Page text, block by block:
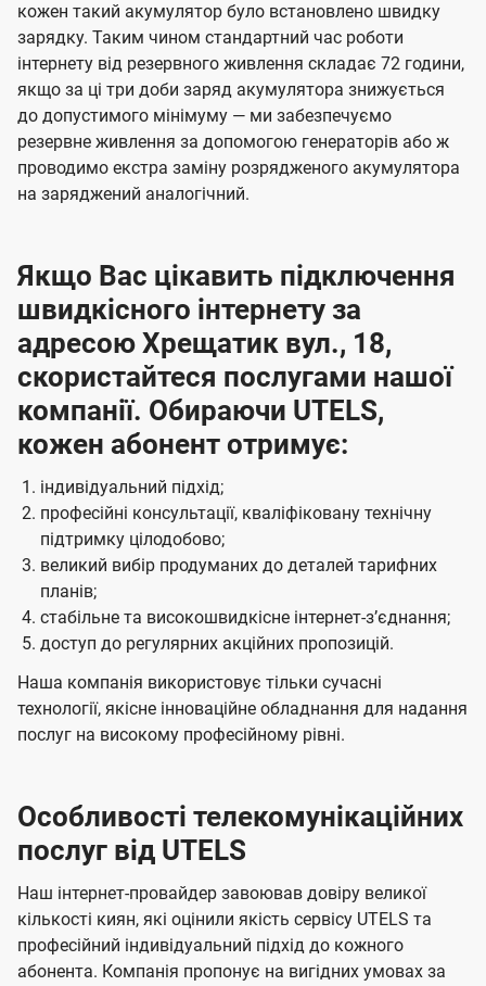
кожен такий акумулятор було встановлено швидку
зарядку. Таким чином стандартний час роботи
інтернету від резервного живлення складає 72 години,
якщо за ці три доби заряд акумулятора знижується
до допустимого мінімуму — ми забезпечуємо
резервне живлення за допомогою генераторів або ж
проводимо екстра заміну розрядженого акумулятора
на заряджений аналогічний.
Якщо Вас цікавить підключення
швидкісного інтернету за
адресою Хрещатик вул., 18,
скористайтеся послугами нашої
компанії. Обираючи UTELS,
кожен абонент отримує:
індивідуальний підхід;
професійні консультації, кваліфіковану технічну
підтримку цілодобово;
великий вибір продуманих до деталей тарифних
планів;
стабільне та високошвидкісне інтернет-зʼєднання;
доступ до регулярних акційних пропозицій.
Наша компанія використовує тільки сучасні
технології, якісне інноваційне обладнання для надання
послуг на високому професійному рівні.
Особливості телекомунікаційних
послуг від UTELS
Наш інтернет-провайдер завоював довіру великої
кількості киян, які оцінили якість сервісу UTELS та
професійний індивідуальний підхід до кожного
абонента. Компанія пропонує на вигідних умовах за